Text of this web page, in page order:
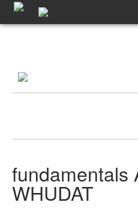
fundamentals
WHUDAT